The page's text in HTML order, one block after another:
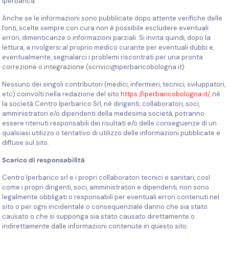
Anche se le informazioni sono pubblicate dopo attente verifiche delle
fonti, scelte sempre con cura non è possibile escludere eventuali
errori, dimenticanze o informazioni parziali. Si invita quindi, dopo la
lettura, a rivolgersi al proprio medico curante per eventuali dubbi e,
eventualmente, segnalarci i problemi riscontrati per una pronta
correzione o integrazione (scrivici@iperbaricobologna.it)
Nessuno dei singoli contributori (medici, infermieri, tecnici, sviluppatori,
etc) coinvolti nella redazione del sitohttps://iperbaricobologna.it/, né
la società Centro Iperbarico Srl, né dirigenti, collaboratori, soci,
amministratori e/o dipendenti della medesima società, potranno
essere ritenuti responsabili dei risultati e/o delle conseguenze di un
qualsiasi utilizzo o tentativo di utilizzo delle informazioni pubblicate e
diffuse sul sito.
Scarico di responsabilità
Centro Iperbarico srl e i propri collaboratori tecnici e sanitari, così
come i propri dirigenti, soci, amministratori e dipendenti, non sono
legalmente obbligati o responsabili per eventuali errori contenuti nel
sito o per ogni incidentale o consequenziale danno che sia stato
causato o che si supponga sia stato causato direttamente o
indirettamente dalle informazioni contenute in questo sito.